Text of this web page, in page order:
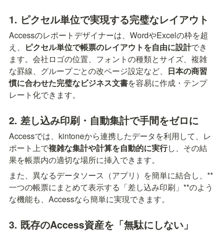
1. ピクセル単位で実現する完璧なレイアウト
Accessのレポートデザイナーは、WordやExcelの枠を超
え、
ピクセル単位で帳票のレイアウトを自由に設計でき
ます。会社ロゴの位置、フォントの種類とサイズ、複雑
な罫線、グループごとの改ページ設定など、 日本の商習
慣に合わせた完璧なビジネス文書を容易に作成・テンプ
レート化できます。
2. 差し込み印刷・自動集計で手間をゼロに
Accessでは、kintoneから連携したデータを利用して、レ
ポート上で複雑な集計や計算を自動的に実行し、その結
果を帳票内の適切な場所に挿入できます。
また、異なるデータソース（アプリ）を簡単に結合し、**
一つの帳票にまとめて表示する「差し込み印刷」**のよう
な機能も、Accessなら簡単に実現できます。
3. 既存のAccess資産を「無駄にしない」